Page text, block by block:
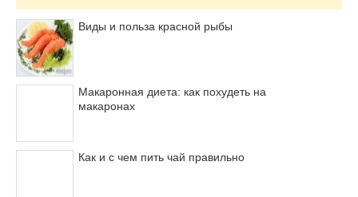
Виды и польза красной рыбы
Макаронная диета: как похудеть на
макаронах
Как и с чем пить чай правильно